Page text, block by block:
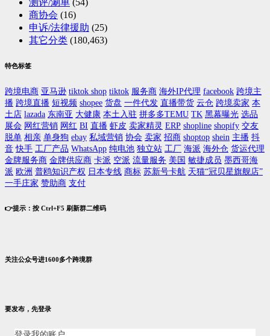
测评/涮单 (54)
商协会 (16)
申诉/法律援助 (25)
其它分类 (180,463)
特色标签
跨境电商 亚马逊 tiktok shop tiktok 服务商 海外IP代理 facebook 跨境主
播 跨境直播 短视频 shopee 货盘 一件代发 直播带货 云仓 跨境卖家 本
土店 lazada 东南亚 大健康 本土入驻 拼多多TEMU TK 黑幕曝光 选品
展会 网红营销 网红 BI 直播 虾皮 卖家精灵 ERP shopline shopify 交友
脱单 相亲 单身狗 ebay 私域营销 协会 卖家 招商 shoptop shein 主播 抖
音 快手 工厂产品 WhatsApp 纯电池 独立站 工厂 海派 海外仓 货运代理
金牌服务商 金牌供应商 卡派 空派 流量服务 美国 敏捷成员 墨西哥海
派 欧洲 普鸥知识产权 日本专线 商标 苏新号卡航 天猫“冠贝星旗舰店”
一手庄家 赞助商 支付
👉提示：按 Ctrl+F5 刷新群二维码
关注公众号进1600多个跨境群
要发布，先登录